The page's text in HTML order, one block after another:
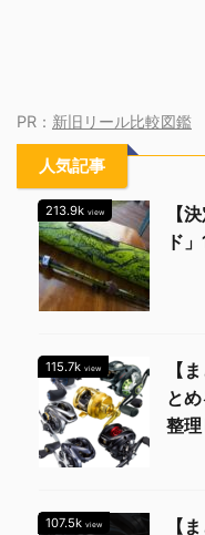
PR： 新旧リール比較図鑑
人気記事
213.9k view
【
ド
115.7k view
【
と
整理
107.5k view
【